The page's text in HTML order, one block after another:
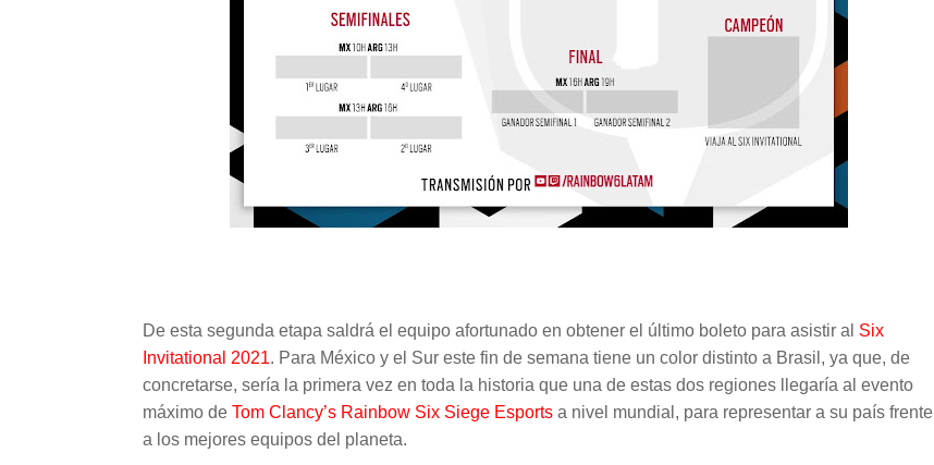
De esta segunda etapa saldrá el equipo afortunado en obtener el último boleto para asistir al Six
Invitational 2021. Para México y el Sur este fin de semana tiene un color distinto a Brasil, ya que, de
concretarse, sería la primera vez en toda la historia que una de estas dos regiones llegaría al evento
máximo de Tom Clancy’s Rainbow Six Siege Esportsa nivel mundial, para representar a su país frente
a los mejores equipos del planeta.